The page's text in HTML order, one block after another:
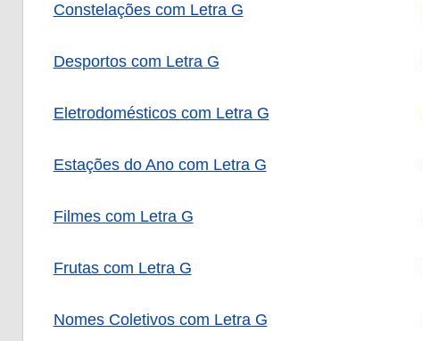
Constelações com Letra G
Desportos com Letra G
Eletrodomésticos com Letra G
Estações do Ano com Letra G
Filmes com Letra G
Frutas com Letra G
Nomes Coletivos com Letra G